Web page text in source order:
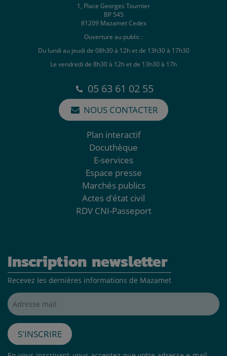
1, Place Georges Tournier
BP 545
81209 Mazamet Cedex
Ouverture au public :
Du lundi au jeudi de 08h30 à 12h et de 13h30 à 17h30
Le vendredi de 8h30 à 12h et de 13h30 à 17h
05 63 61 02 55
NOUS CONTACTER
Plan interactif
Docuthèque
E-services
Espace presse
Marchés publics
Actes d'état civil
RDV CNI-Passeport
Inscription newsletter
Recevez les dernières informations de Mazamet
Adresse mail*
S'inscrire